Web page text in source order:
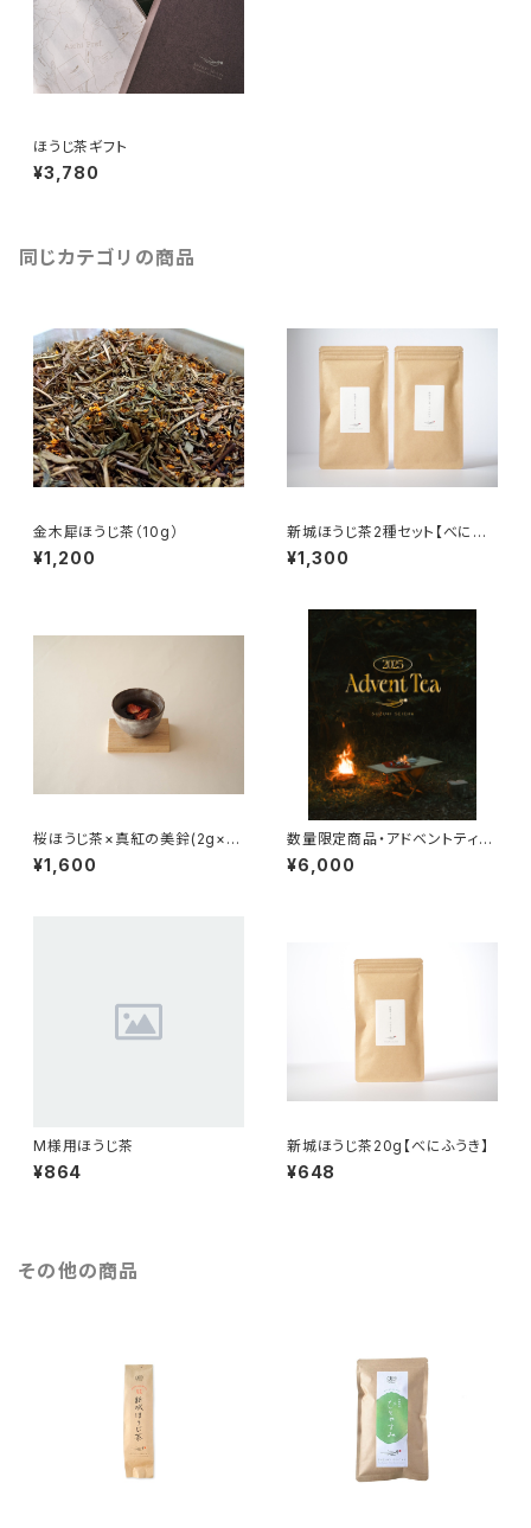
ほうじ茶ギフト
¥3,780
同じカテゴリの商品
金木犀ほうじ茶（10g）
¥1,200
新城ほうじ茶2種セット【べにふ
うき】【べにひかり】
¥1,300
桜ほうじ茶×真紅の美鈴(2g×
3、苺ドライ6切れ)
¥1,600
数量限定商品・アドベントティー
2025
¥6,000
M様用ほうじ茶
¥864
新城ほうじ茶20g【べにふうき】
¥648
その他の商品